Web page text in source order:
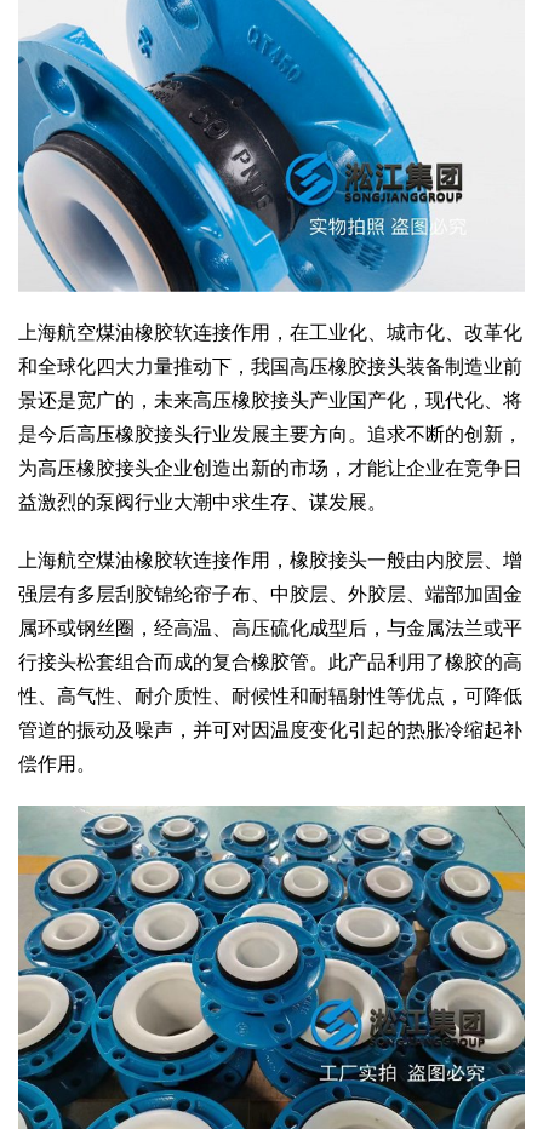
上海航空煤油橡胶软连接作用，在工业化、城市化、改革化
和全球化四大力量推动下，我国高压橡胶接头装备制造业前
景还是宽广的，未来高压橡胶接头产业国产化，现代化、将
是今后高压橡胶接头行业发展主要方向。追求不断的创新，
为高压橡胶接头企业创造出新的市场，才能让企业在竞争日
益激烈的泵阀行业大潮中求生存、谋发展。
上海航空煤油橡胶软连接作用，橡胶接头一般由内胶层、增
强层有多层刮胶锦纶帘子布、中胶层、外胶层、端部加固金
属环或钢丝圈，经高温、高压硫化成型后，与金属法兰或平
行接头松套组合而成的复合橡胶管。此产品利用了橡胶的高
性、高气性、耐介质性、耐候性和耐辐射性等优点，可降低
管道的振动及噪声，并可对因温度变化引起的热胀冷缩起补
偿作用。